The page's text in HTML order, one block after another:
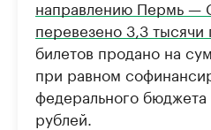
направлению Пермь —
перевезено 3,3 тысячи
билетов продано на
при равном
федерального
рублей.